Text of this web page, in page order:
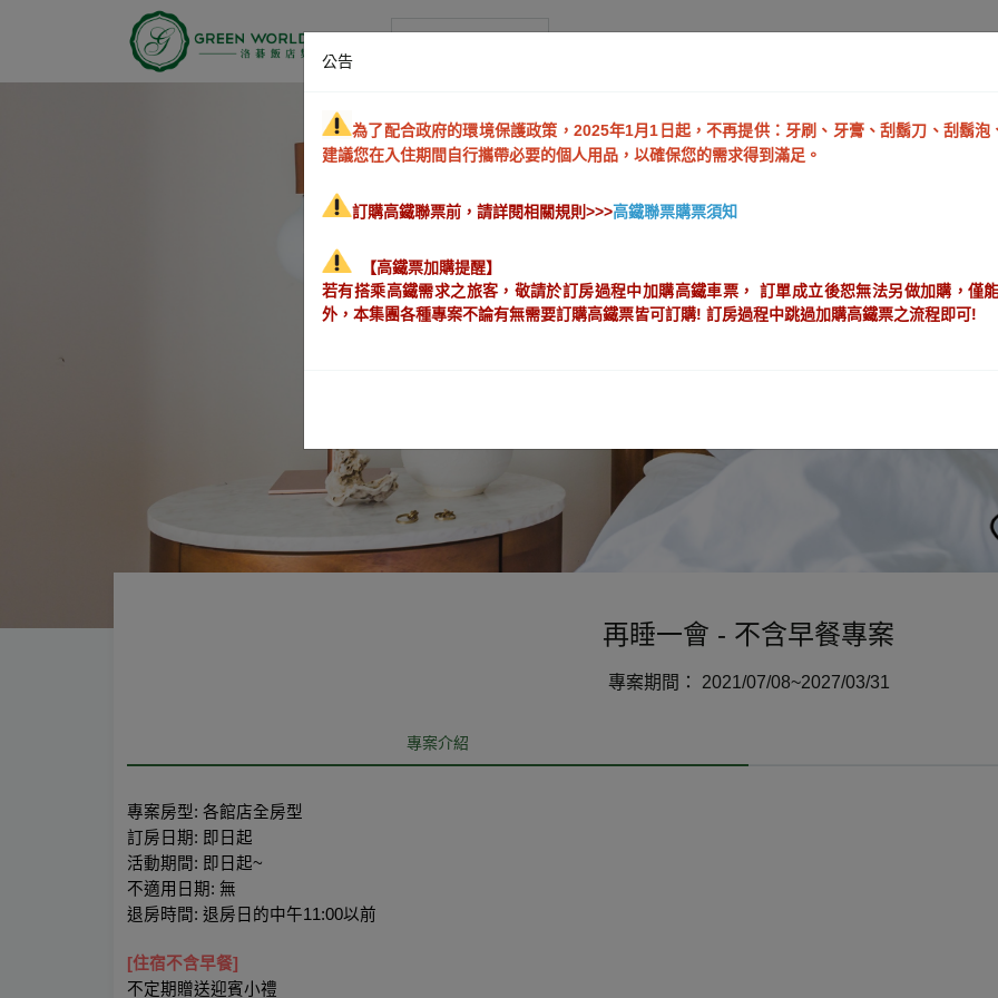
再睡一會 - 不含早餐專案
專案期間： 2021/07/08~2027/03/31
專案介紹
專案房型: 各館店全房型
訂房日期: 即日起
活動期間: 即日起~
不適用日期: 無
退房時間: 退房日的中午11:00以前
[住宿不含早餐]
不定期贈送迎賓小禮
公告
為了配合政府的環境保護政策，2025年1月1日起，不再提供：牙刷、牙膏、刮鬍刀、刮鬍泡
建議您在入住期間自行攜帶必要的個人用品，以確保您的需求得到滿足。
訂購高鐵聯票前，請詳閱相關規則>>>高鐵聯票購票須知
【高鐵票加購提醒】
若有搭乘高鐵需求之旅客，敬請於訂房過程中加購高鐵車票， 訂單成立後恕無法另做加購，僅
外，本集團各種專案不論有無需要訂購高鐵票皆可訂購! 訂房過程中跳過加購高鐵票之流程即可!